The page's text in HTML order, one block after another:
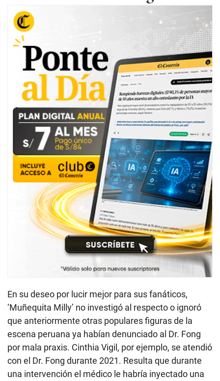
En su deseo por lucir mejor para sus fanáticos,
‘Muñequita Milly’ no investigó al respecto o ignoró
que anteriormente otras populares figuras de la
escena peruana ya habían denunciado al Dr. Fong
por mala praxis. Cinthia Vigil, por ejemplo, se atendió
con el Dr. Fong durante 2021. Resulta que durante
una intervención el médico le habría inyectado una